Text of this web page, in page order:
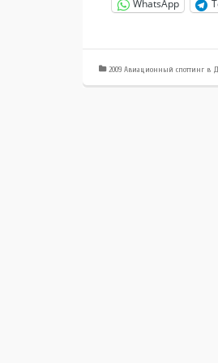
WhatsApp
2009 Авиационный споттинг в